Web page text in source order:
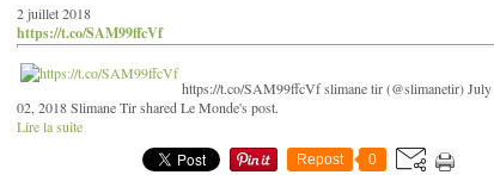
2 juillet 2018
https://t.co/SAM99ffcVf
https://t.co/SAM99ffcVf slimane tir (@slimanetir) July
02, 2018 Slimane Tir shared Le Monde's post.
Lire la suite
Repost 0